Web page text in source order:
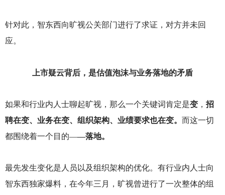
针对此，智东西向旷视公关部门进行了求证，对方并未回
应。
上市疑云背后，是估值泡沫与业务落地的矛盾
如果和行业内人士聊起旷视，那么一个关键词肯定是变， 招
聘在变、业务在变、组织架构、业绩要求也在变。 而这一切
都围绕着一个目的——落地。
最先发生变化是人员以及组织架构的优化。有行业内人士向
智东西独家爆料，在今年三月，旷视曾进行了一次整体的组